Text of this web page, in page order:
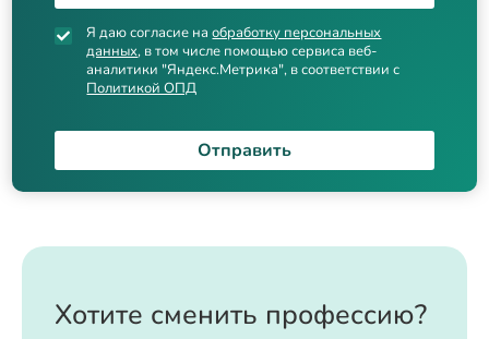
Я даю согласие наобработку персональных
данных, в том числе помощью сервиса веб-
аналитики "Яндекс.Метрика", в соответствии с
Политикой ОПД
Отправить
Хотите сменить профессию?